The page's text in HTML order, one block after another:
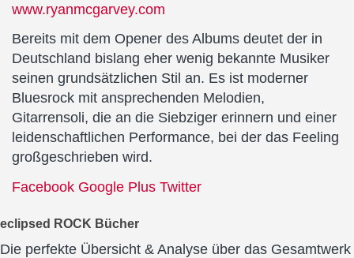
www.ryanmcgarvey.com
Bereits mit dem Opener des Albums deutet der in
Deutschland bislang eher wenig bekannte Musiker
seinen grundsätzlichen Stil an. Es ist moderner
Bluesrock mit ansprechenden Melodien,
Gitarrensoli, die an die Siebziger erinnern und einer
leidenschaftlichen Performance, bei der das Feeling
großgeschrieben wird.
Facebook Google Plus Twitter
eclipsed ROCK Bücher
Die perfekte Übersicht & Analyse über das Gesamtwerk